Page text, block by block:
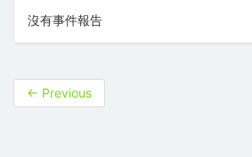
沒有事件報告
← Previous